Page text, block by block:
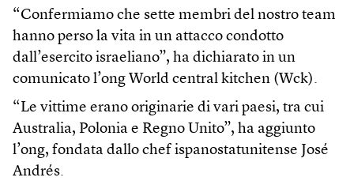
“Confermiamo che sette membri del nostro team
hanno perso la vita in un attacco condotto
dall’esercito israeliano”, ha dichiarato in un
comunicato l’ong World central kitchen (Wck).
“Le vittime erano originarie di vari paesi, tra cui
Australia, Polonia e Regno Unito”, ha aggiunto
l’ong, fondata dallo chef ispanostatunitense José
Andrés.